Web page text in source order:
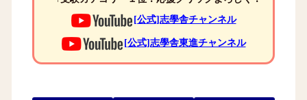
[公式]志學舎チャンネル
[公式]志學舎東進チャンネル